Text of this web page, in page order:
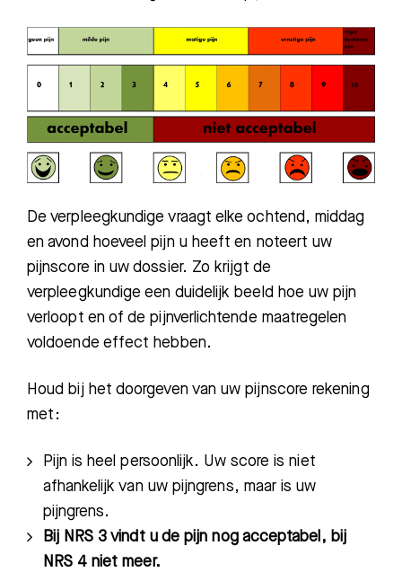
Zoeken
Bezoektijden
Afspraak maken
De verpleegkundige vraagt elke ochtend, middag
en avond hoeveel pijn u heeft en noteert uw
pijnscore in uw dossier. Zo krijgt de
verpleegkundige een duidelijk beeld hoe uw pijn
verloopt en of de pijnverlichtende maatregelen
voldoende effect hebben.
Houd bij het doorgeven van uw pijnscore rekening
met:
Pijn is heel persoonlijk. Uw score is niet
afhankelijk van uw pijngrens, maar isuw
pijngrens.
Bij NRS 3 vindt u de pijn nog acceptabel, bij
NRS 4 niet meer.